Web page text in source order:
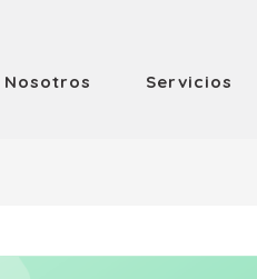
Nosotros Servicios